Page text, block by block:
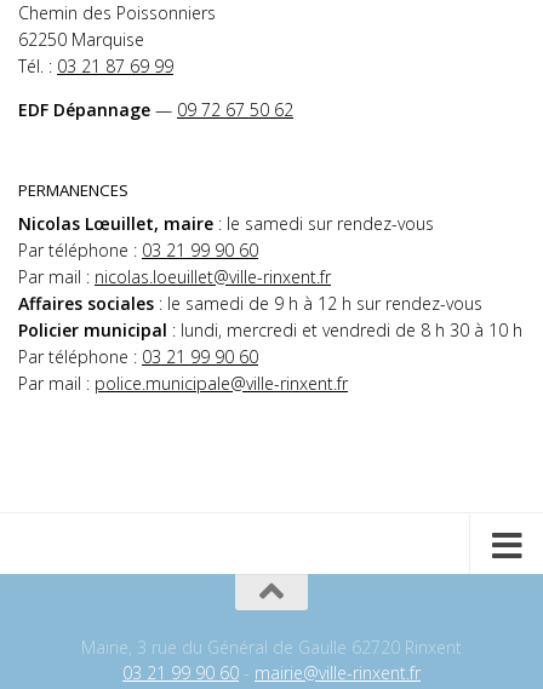
Chemin des Poissonniers
62250 Marquise
Tél. : 03 21 87 69 99
EDF Dépannage — 09 72 67 50 62
PERMANENCES
Nicolas Lœuillet, maire : le samedi sur rendez-vous
Par téléphone : 03 21 99 90 60
Par mail : nicolas.loeuillet@ville-rinxent.fr
Affaires sociales : le samedi de 9 h à 12 h sur rendez-vous
Policier municipal : lundi, mercredi et vendredi de 8 h 30 à 10 h
Par téléphone : 03 21 99 90 60
Par mail : police.municipale@ville-rinxent.fr
Mairie, 3 rue du Général de Gaulle 62720 Rinxent
03 21 99 90 60 - mairie@ville-rinxent.fr